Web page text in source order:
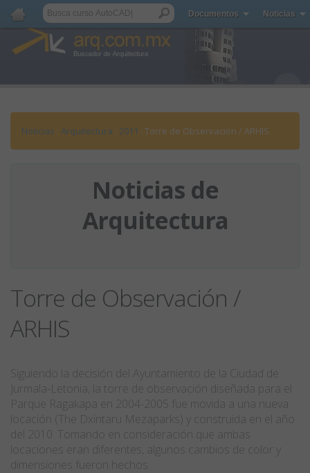
Documentos Noticias
Noticias : Arquitectura : 2011 : Torre de Observación / ARHIS
Noticias de
Arquitectura
Torre de Observación /
ARHIS
Siguiendo la decisión del Ayuntamiento de la Ciudad de
Jurmala-Letonia, la torre de observación diseñada para el
Parque Ragakapa en 2004-2005 fue movida a una nueva
locación (The Dxintaru Mezaparks) y construida en el año
del 2010. Tomando en consideración que ambas
locaciones eran diferentes, algunos cambios de color y
dimensiones fueron hechos.